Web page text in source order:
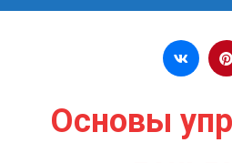
Перейти к содержимому
Основы